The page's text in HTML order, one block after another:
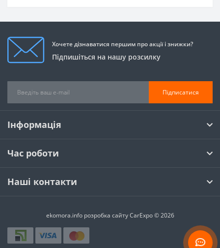
Хочете дізнаватися першим про акції і знижки?
Підпишіться на нашу розсилку
Підписатися
Інформація
Час роботи
Наші контакти
ekomora.info розробка сайтуCarExpo © 2026